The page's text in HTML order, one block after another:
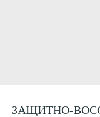
ЗАЩИТНО-